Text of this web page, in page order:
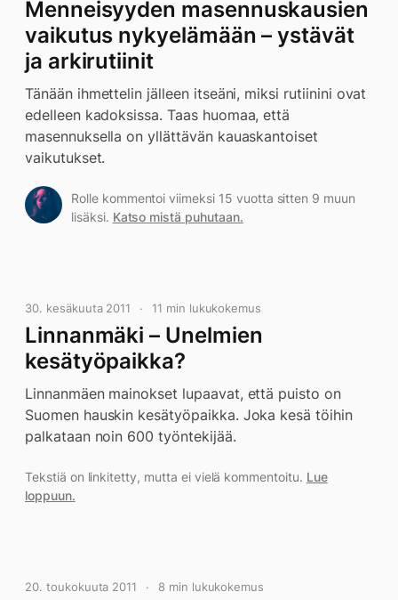
Menneisyyden masennuskausien
vaikutus nykyelämään – ystävät
ja arkirutiinit
Tänään ihmettelin jälleen itseäni, miksi rutiinini ovat
edelleen kadoksissa. Taas huomaa, että
masennuksella on yllättävän kauaskantoiset
vaikutukset.
Rolle kommentoi viimeksi 15 vuotta sitten 9 muun
lisäksi. Katso mistä puhutaan.
30. kesäkuuta 2011 11 min lukukokemus
Linnanmäki – Unelmien
kesätyöpaikka?
Linnanmäen mainokset lupaavat, että puisto on
Suomen hauskin kesätyöpaikka. Joka kesä töihin
palkataan noin 600 työntekijää.
Tekstiä on linkitetty, mutta ei vielä kommentoitu. Lue
loppuun.
20. toukokuuta 2011 8 min lukukokemus